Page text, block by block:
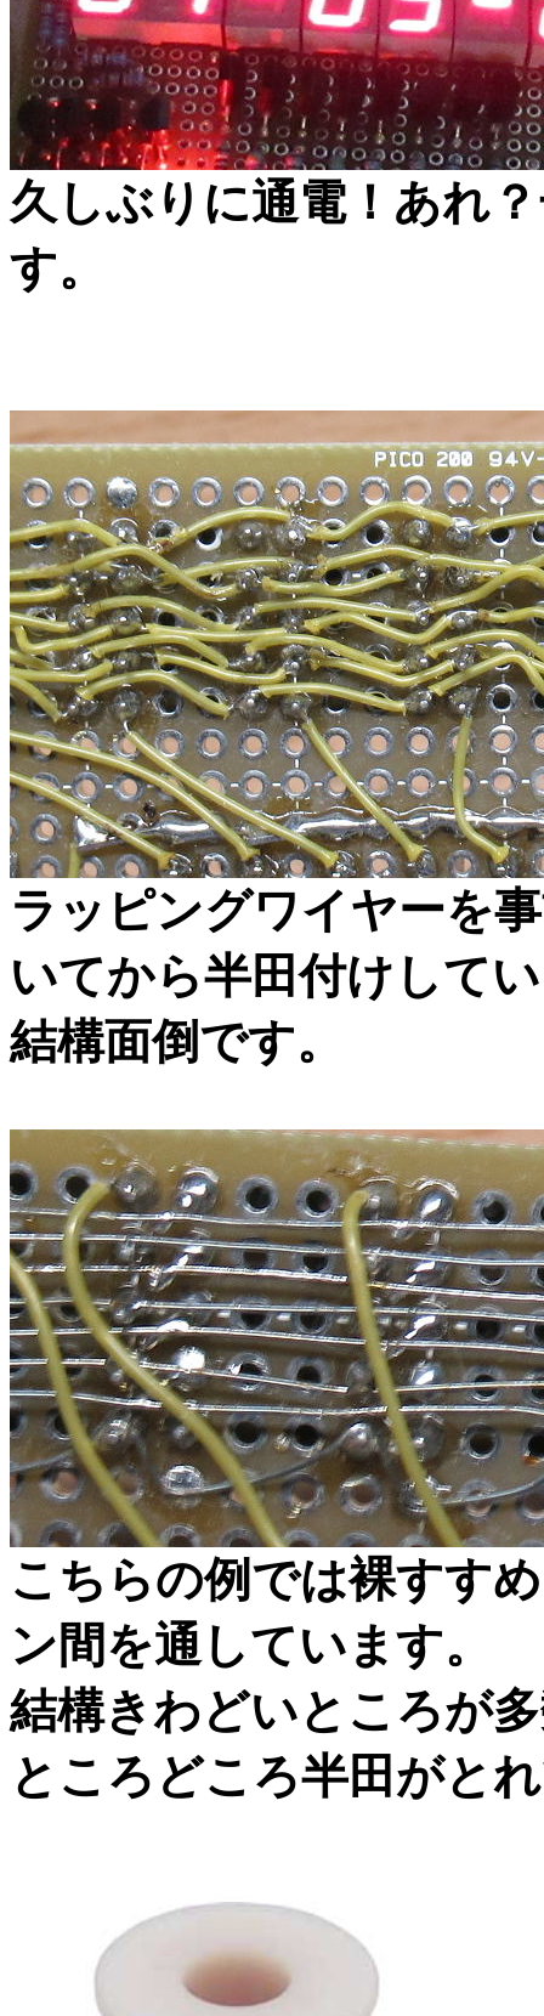
久しぶりに通電！あれ
す。
ラッピングワイヤーを
いてから半田付けして
結構面倒です。
こちらの例では裸すす
ン間を通しています。
結構きわどいところが
ところどころ半田がと